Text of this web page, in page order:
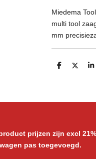
Miedema
multi tool
mm
D
D
S
prijzen zijn excl
pas toegevoegd.